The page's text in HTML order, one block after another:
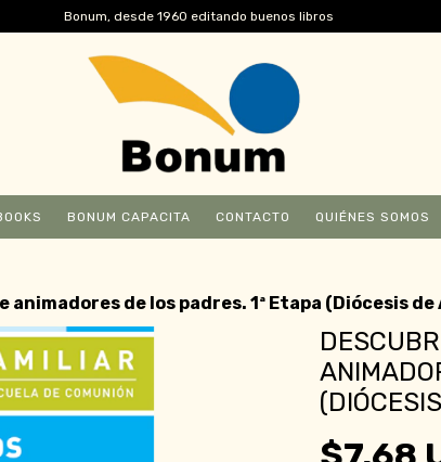
Bonum, desde 1960 editando buenos libros
BONUM CAPACITA CONTACTO QUIÉNES SOMOS
animadores de los padres. 1ª Etapa (Diócesis de